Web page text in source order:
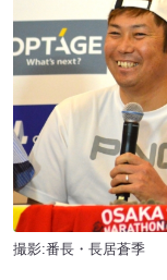
撮影:番長・長居蒼季